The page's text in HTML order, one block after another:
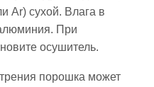
Ar) сухой. Влага в
При
осушитель.
порошка может